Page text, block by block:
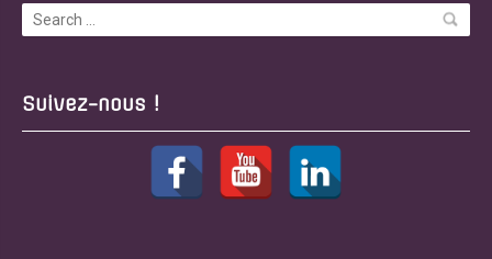
Suivez-nous !